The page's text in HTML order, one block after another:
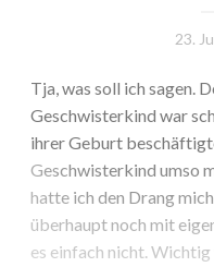
23.
Tja, was soll ich sagen.
Geschwisterkind war
ihrer Geburt
Geschwisterkind umso
hatte ich den Drang
überhaupt noch mit
es einfach nicht.